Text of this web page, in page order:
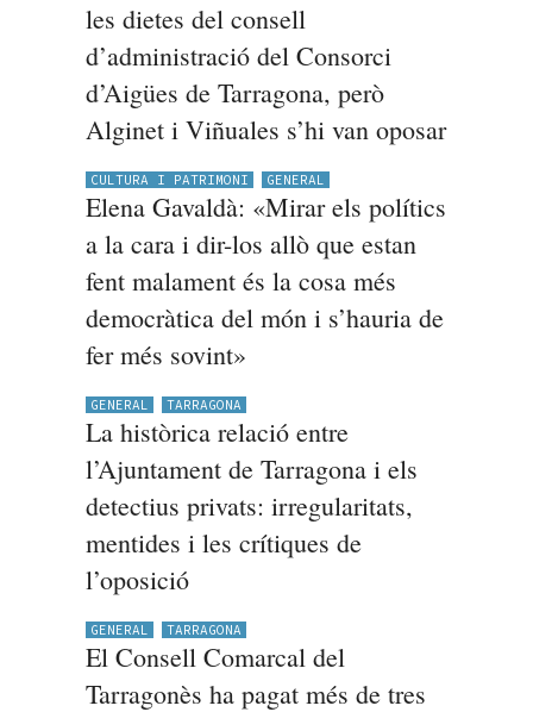
les dietes del consell
d’administració del Consorci
d’Aigües de Tarragona, però
Alginet i Viñuales s’hi van oposar
CULTURA I PATRIMONI GENERAL
Elena Gavaldà: «Mirar els polítics
a la cara i dir-los allò que estan
fent malament és la cosa més
democràtica del món i s’hauria de
fer més sovint»
GENERAL TARRAGONA
La històrica relació entre
l’Ajuntament de Tarragona i els
detectius privats: irregularitats,
mentides i les crítiques de
l’oposició
GENERAL TARRAGONA
El Consell Comarcal del
Tarragonès ha pagat més de tres